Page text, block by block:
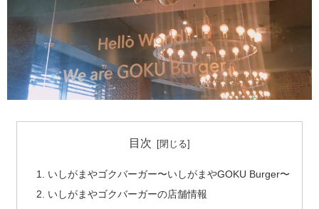
目次
いしがまやゴクバーガー〜いしがまやGOKU Burger〜
いしがまやゴクバーガーの店舗情報